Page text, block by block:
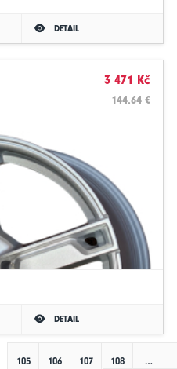
DETAIL
3 471 Kč
144.64 €
DETAIL
105 106 107 108 …